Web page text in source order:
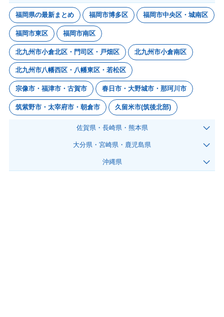
福岡県の最新まとめ 福岡市博多区 福岡市中央区・城南区
福岡市東区 福岡市南区
北九州市小倉北区・門司区・戸畑区 北九州市小倉南区
北九州市八幡西区・八幡東区・若松区
宗像市・福津市・古賀市 春日市・大野城市・那珂川市
筑紫野市・太宰府市・朝倉市 久留米市(筑後北部)
佐賀県・長崎県・熊本県
大分県・宮崎県・鹿児島県
沖縄県